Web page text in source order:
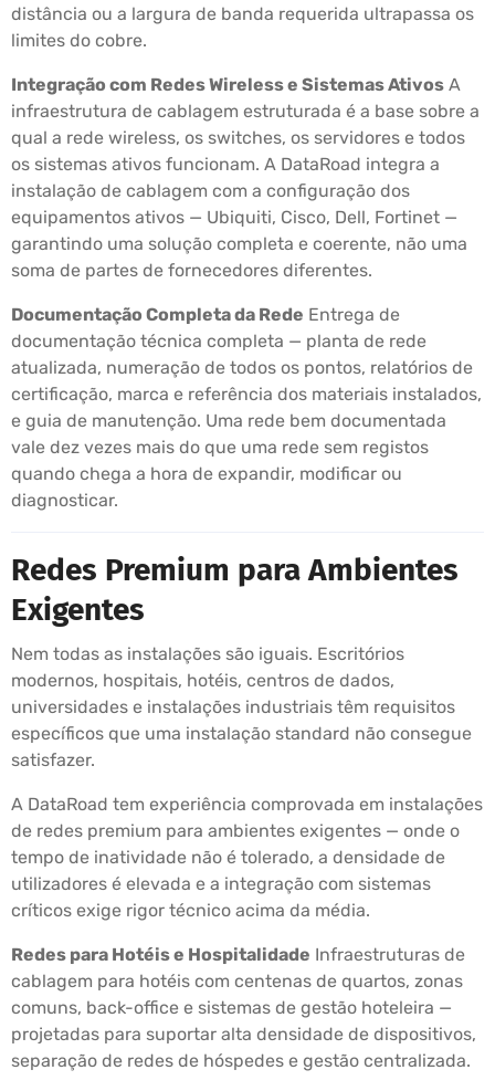
distância ou a largura de banda requerida ultrapassa os
limites do cobre.
Integração com Redes Wireless e Sistemas Ativos A
infraestrutura de cablagem estruturada é a base sobre a
qual a rede wireless, os switches, os servidores e todos
os sistemas ativos funcionam. A DataRoad integra a
instalação de cablagem com a configuração dos
equipamentos ativos — Ubiquiti, Cisco, Dell, Fortinet —
garantindo uma solução completa e coerente, não uma
soma de partes de fornecedores diferentes.
Documentação Completa da Rede Entrega de
documentação técnica completa — planta de rede
atualizada, numeração de todos os pontos, relatórios de
certificação, marca e referência dos materiais instalados,
e guia de manutenção. Uma rede bem documentada
vale dez vezes mais do que uma rede sem registos
quando chega a hora de expandir, modificar ou
diagnosticar.
Redes Premium para Ambientes
Exigentes
Nem todas as instalações são iguais. Escritórios
modernos, hospitais, hotéis, centros de dados,
universidades e instalações industriais têm requisitos
específicos que uma instalação standard não consegue
satisfazer.
A DataRoad tem experiência comprovada em instalações
de redes premium para ambientes exigentes — onde o
tempo de inatividade não é tolerado, a densidade de
utilizadores é elevada e a integração com sistemas
críticos exige rigor técnico acima da média.
Redes para Hotéis e Hospitalidade Infraestruturas de
cablagem para hotéis com centenas de quartos, zonas
comuns, back-office e sistemas de gestão hoteleira —
projetadas para suportar alta densidade de dispositivos,
separação de redes de hóspedes e gestão centralizada.